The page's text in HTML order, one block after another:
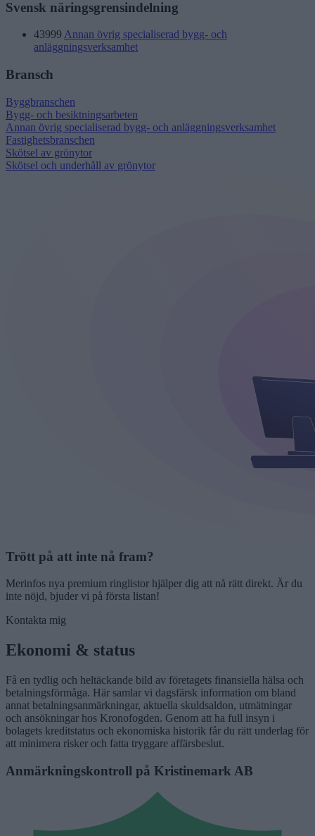
Svensk näringsgrensindelning
43999 Annan övrig specialiserad bygg- och
anläggningsverksamhet
Bransch
Byggbranschen
Bygg- och besiktningsarbeten
Annan övrig specialiserad bygg- och anläggningsverksamhet
Fastighetsbranschen
Skötsel av grönytor
Skötsel och underhåll av grönytor
Trött på att inte nå fram?
Merinfos nya premium ringlistor hjälper dig att nå rätt direkt. Är du
inte nöjd, bjuder vi på första listan!
Kontakta mig
Ekonomi & status
Få en tydlig och heltäckande bild av företagets finansiella hälsa och
betalningsförmåga. Här samlar vi dagsfärsk information om bland
annat betalningsanmärkningar, aktuella skuldsaldon, utmätningar
och ansökningar hos Kronofogden. Genom att ha full insyn i
bolagets kreditstatus och ekonomiska historik får du rätt underlag för
att minimera risker och fatta tryggare affärsbeslut.
Anmärkningskontroll på Kristinemark AB